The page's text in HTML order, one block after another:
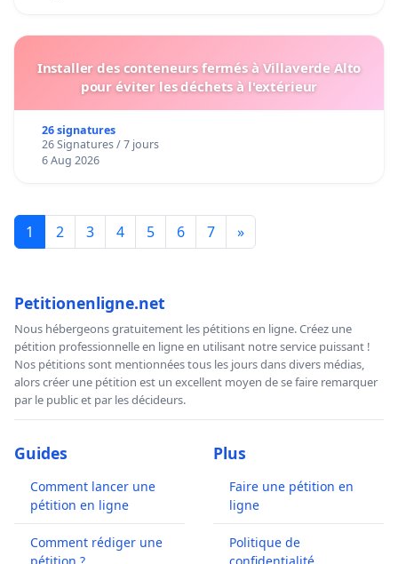
Installer des conteneurs fermés à Villaverde Alto
pour éviter les déchets à l'extérieur
26 signatures
26 Signatures / 7 jours
6 Aug 2026
1 2 3 4 5 6 7 »
Petitionenligne.net
Nous hébergeons gratuitement les pétitions en ligne. Créez une
pétition professionnelle en ligne en utilisant notre service puissant !
Nos pétitions sont mentionnées tous les jours dans divers médias,
alors créer une pétition est un excellent moyen de se faire remarquer
par le public et par les décideurs.
Guides
Comment lancer une
pétition en ligne
Comment rédiger une
pétition ?
Plus
Faire une pétition en
ligne
Politique de
confidentialité